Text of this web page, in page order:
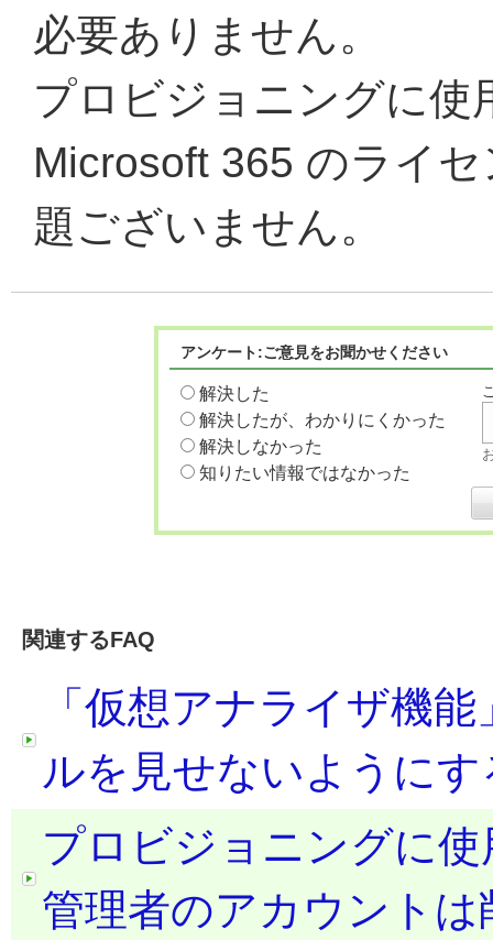
必要ありません。
プロビジョニングに
Microsoft 365 のライ
題ございません。
アンケート:ご意見をお聞かせください
解決した
解決したが、わかりにくかった
解決しなかった
知りたい情報ではなかった
関連するFAQ
「仮想アナライザ機
ルを見せないように
プロビジョニングに
管理者のアカウント